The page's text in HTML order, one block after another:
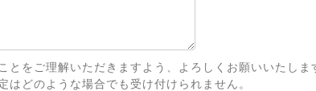
とをご理解いただきますよう、よろしくお願いいたしま
はどのような場合でも受け付けられません。